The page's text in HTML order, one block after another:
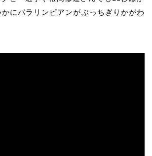
にパラリンピアンがぶっちぎりかがわ